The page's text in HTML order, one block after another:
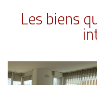
Les biens